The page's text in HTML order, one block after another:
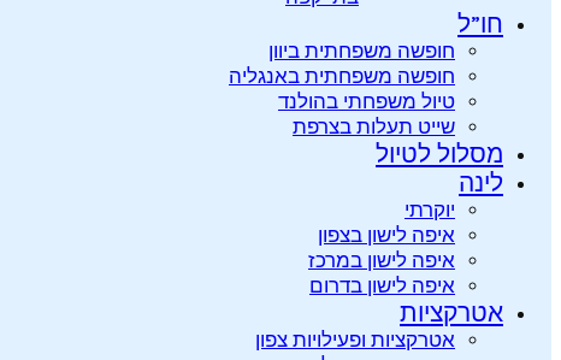
חו”ל
חופשה משפחתית ביוון
חופשה משפחתית באנגליה
טיול משפחתי בהולנד
שייט תעלות בצרפת
מסלול לטיול
לינה
יוקרתי
איפה לישון בצפון
איפה לישון במרכז
איפה לישון בדרום
אטרקציות
אטרקציות ופעילויות צפון